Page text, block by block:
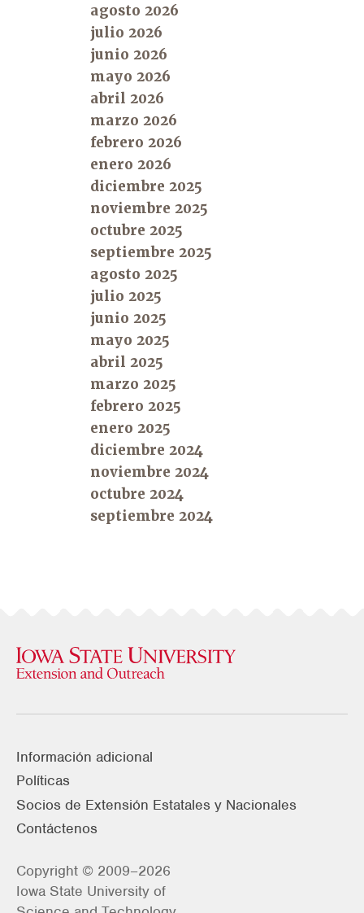
agosto 2026
julio 2026
junio 2026
mayo 2026
abril 2026
marzo 2026
febrero 2026
enero 2026
diciembre 2025
noviembre 2025
octubre 2025
septiembre 2025
agosto 2025
julio 2025
junio 2025
mayo 2025
abril 2025
marzo 2025
febrero 2025
enero 2025
diciembre 2024
noviembre 2024
octubre 2024
septiembre 2024
Información adicional
Políticas
Socios de Extensión Estatales y Nacionales
Contáctenos
Copyright © 2009–2026
Iowa State University of